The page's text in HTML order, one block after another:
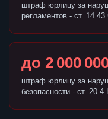
штраф юрлицу за
регламентов - ст.
до 2 000
штраф юрлицу за
безопасности - ст.